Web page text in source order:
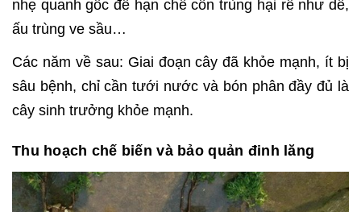
nhẹ quanh gốc để hạn chế côn trùng hại rễ như dế,
ấu trùng ve sầu…
Các năm về sau: Giai đoạn cây đã khỏe mạnh, ít bị
sâu bệnh, chỉ cần tưới nước và bón phân đầy đủ là
cây sinh trưởng khỏe mạnh.
Thu hoạch chế biến và bảo quản đinh lăng